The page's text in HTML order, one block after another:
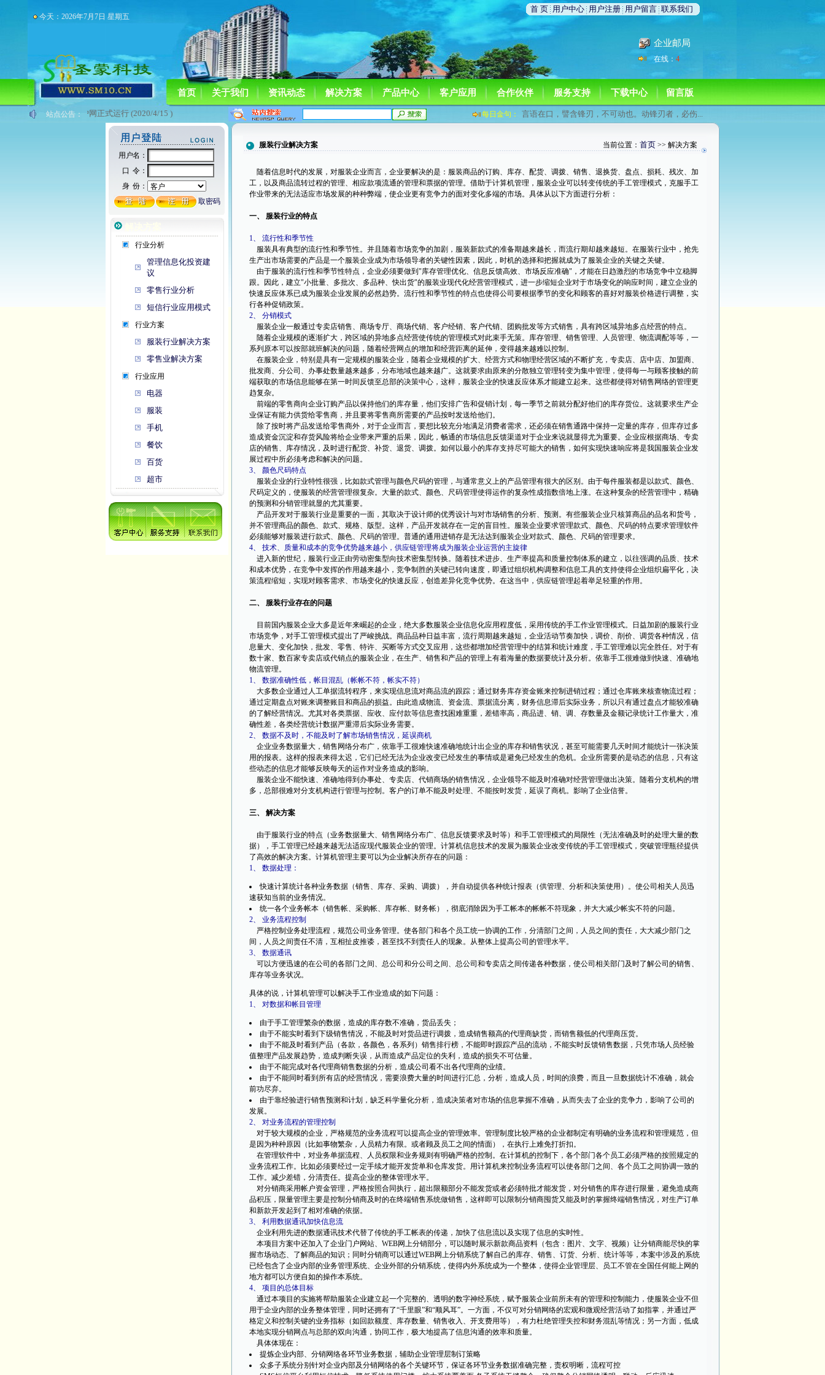
今天：2026年7月7日 星期五
首 页 用户中心 用户注册 用户留言 联系我们
企业邮局
在线： 4
首页 关于我们 资讯动态 解决方案 产品中心 客户应用 合作伙伴 服务支持 下载中心 留言版
站点公告：
圣蒙科技企业门户网正式运行 (2020/4/15 ) 每日金句： 言语在口，譬含锋刃，不可动也。动锋刃者，必伤...
解决方案
行业分析
管理信息化投资建
议
零售行业分析
短信行业应用模式
行业方案
服装行业解决方案
零售业解决方案
行业应用
电器
服装
手机
餐饮
百货
超市
服装行业解决方案 当前位置： 首页 >> 解决方案
随着信息时代的发展，对服装企业而言，企业要解决的是：服装商品的订购、库存、配货、调拨、销售、退换货、盘点、损耗、残次、加
工，以及商品流转过程的管理、相应款项流通的管理和票据的管理。借助于计算机管理，服装企业可以转变传统的手工管理模式，克服手工
作业带来的无法适应市场发展的种种弊端，使企业更有竞争力的面对变化多端的市场。具体从以下方面进行分析：
一、 服装行业的特点
1、 流行性和季节性
服装具有典型的流行性和季节性。并且随着市场竞争的加剧，服装新款式的准备期越来越长，而流行期却越来越短。在服装行业中，抢先
生产出市场需要的产品是一个服装企业成为市场领导者的关键性因素，因此，时机的选择和把握就成为了服装企业的关键之关键。
由于服装的流行性和季节性特点，企业必须要做到"库存管理优化、信息反馈高效、市场反应准确"，才能在日趋激烈的市场竞争中立稳脚
跟。因此，建立"小批量、多批次、多品种、快出货"的服装业现代化经营管理模式，进一步缩短企业对于市场变化的响应时间，建立企业的
快速反应体系已成为服装企业发展的必然趋势。流行性和季节性的特点也使得公司要根据季节的变化和顾客的喜好对服装价格进行调整，实
行各种促销政策。
2、 分销模式
服装企业一般通过专卖店销售、商场专厅、商场代销、客户经销、客户代销、团购批发等方式销售，具有跨区域异地多点经营的特点。
随着企业规模的逐渐扩大，跨区域的异地多点经营使传统的管理模式对此束手无策。库存管理、销售管理、人员管理、物流调配等等，一
系列原本可以按部就班解决的问题，随着经营网点的增加和经营距离的延伸，变得越来越难以控制。
在服装企业，特别是具有一定规模的服装企业，随着企业规模的扩大、经营方式和物理经营区域的不断扩充，专卖店、店中店、加盟商、
批发商、分公司、办事处数量越来越多，分布地域也越来越广。这就要求由原来的分散独立管理转变为集中管理，使得每一与顾客接触的前
端获取的市场信息能够在第一时间反馈至总部的决策中心，这样，服装企业的快速反应体系才能建立起来。这些都使得对销售网络的管理更
趋复杂。
前端的零售商向企业订购产品以保持他们的库存量，他们安排广告和促销计划，每一季节之前就分配好他们的库存货位。这就要求生产企
业保证有能力供货给零售商，并且要将零售商所需要的产品按时发送给他们。
除了按时将产品发送给零售商外，对于企业而言，要想比较充分地满足消费者需求，还必须在销售通路中保持一定量的库存，但库存过多
造成资金沉淀和存货风险将给企业带来严重的后果，因此，畅通的市场信息反馈渠道对于企业来说就显得尤为重要。企业应根据商场、专卖
店的销售、库存情况，及时进行配货、补货、退货、调拨。如何以最小的库存支持尽可能大的销售，如何实现快速响应将是我国服装企业发
展过程中所必须考虑和解决的问题。
3、 颜色尺码特点
服装企业的行业特性很强，比如款式管理与颜色尺码的管理，与通常意义上的产品管理有很大的区别。由于每件服装都是以款式、颜色、
尺码定义的，使服装的经营管理很复杂。大量的款式、颜色、尺码管理使得运作的复杂性成指数倍地上涨。在这种复杂的经营管理中，精确
的预测和分销管理就显的尤其重要。
产品开发对于服装行业是重要的一面，其取决于设计师的优秀设计与对市场销售的分析、预测。有些服装企业只核算商品的品名和货号，
并不管理商品的颜色、款式、规格、版型。这样，产品开发就存在一定的盲目性。服装企业要求管理款式、颜色、尺码的特点要求管理软件
必须能够对服装进行款式、颜色、尺码的管理。普通的通用进销存是无法达到服装企业对款式、颜色、尺码的管理要求。
4、 技术、质量和成本的竞争优势越来越小，供应链管理将成为服装企业运营的主旋律
进入新的世纪，服装行业正由劳动密集型向技术密集型转换。随着技术进步、生产率提高和质量控制体系的建立，以往强调的品质、技术
和成本优势，在竞争中发挥的作用越来越小，竞争制胜的关键已转向速度，即通过组织机构调整和信息工具的支持使得企业组织扁平化，决
策流程缩短，实现对顾客需求、市场变化的快速反应，创造差异化竞争优势。在这当中，供应链管理起着举足轻重的作用。
二、 服装行业存在的问题
目前国内服装企业大多是近年来崛起的企业，绝大多数服装企业信息化应用程度低，采用传统的手工作业管理模式。日益加剧的服装行业
市场竞争，对手工管理模式提出了严峻挑战。商品品种日益丰富，流行周期越来越短，企业活动节奏加快，调价、削价、调货各种情况，信
息量大、变化加快，批发、零售、特许、买断等方式交叉应用，这些都增加经营管理中的结算和统计难度，手工管理难以完全胜任。对于有
数十家、数百家专卖店或代销点的服装企业，在生产、销售和产品的管理上有着海量的数据要统计及分析。依靠手工很难做到快速、准确地
物流管理。
1、 数据准确性低，帐目混乱（帐帐不符，帐实不符）
大多数企业通过人工单据流转程序，来实现信息流对商品流的跟踪；通过财务库存资金账来控制进销过程；通过仓库账来核查物流过程；
通过定期盘点对账来调整账目和商品的损益。由此造成物流、资金流、票据流分离，财务信息滞后实际业务，所以只有通过盘点才能较准确
的了解经营情况。尤其对各类票据、应收、应付款等信息查找困难重重，差错率高，商品进、销、调、存数量及金额记录统计工作量大，准
确性差，各类经营统计数据严重滞后实际业务需要。
2、 数据不及时，不能及时了解市场销售情况，延误商机
企业业务数据量大，销售网络分布广，依靠手工很难快速准确地统计出企业的库存和销售状况，甚至可能需要几天时间才能统计一张决策
用的报表。这样的报表来得太迟，它们已经无法为企业改变已经发生的事情或是避免已经发生的危机。企业所需要的是动态的信息，只有这
些动态的信息才能够反映每天的运作对业务造成的影响。
服装企业不能快速、准确地得到办事处、专卖店、代销商场的销售情况，企业领导不能及时准确对经营管理做出决策。随着分支机构的增
多，总部很难对分支机构进行管理与控制。客户的订单不能及时处理、不能按时发货，延误了商机。影响了企业信誉。
三、 解决方案
由于服装行业的特点（业务数据量大、销售网络分布广、信息反馈要求及时等）和手工管理模式的局限性（无法准确及时的处理大量的数
据），手工管理已经越来越无法适应现代服装企业的管理。计算机信息技术的发展为服装企业改变传统的手工管理模式，突破管理瓶径提供
了高效的解决方案。计算机管理主要可以为企业解决所存在的问题：
1、 数据处理：
快速计算统计各种业务数据（销售、库存、采购、调拨），并自动提供各种统计报表（供管理、分析和决策使用）。使公司相关人员迅
速获知当前的业务情况。
统一各个业务帐本（销售帐、采购帐、库存帐、财务帐），彻底消除因为手工帐本的帐帐不符现象，并大大减少帐实不符的问题。
2、 业务流程控制
严格控制业务处理流程，规范公司业务管理。使各部门和各个员工统一协调的工作，分清部门之间，人员之间的责任，大大减少部门之
间，人员之间责任不清，互相扯皮推诿，甚至找不到责任人的现象。从整体上提高公司的管理水平。
3、 数据通讯
可以方便迅速的在公司的各部门之间、总公司和分公司之间、总公司和专卖店之间传递各种数据，使公司相关部门及时了解公司的销售、
库存等业务状况。
具体的说，计算机管理可以解决手工作业造成的如下问题：
1、 对数据和帐目管理
由于手工管理繁杂的数据，造成的库存数不准确，货品丢失；
由于不能实时看到下级销售情况，不能及时对货品进行调拨，造成销售额高的代理商缺货，而销售额低的代理商压货。
由于不能及时看到产品（各款，各颜色，各系列）销售排行榜，不能即时跟踪产品的流动，不能实时反馈销售数据，只凭市场人员经验
值整理产品发展趋势，造成判断失误，从而造成产品定位的失利，造成的损失不可估量。
由于不能完成对各代理商销售数据的分析，造成公司看不出各代理商的业绩。
由于不能同时看到所有店的经营情况，需要浪费大量的时间进行汇总，分析，造成人员，时间的浪费，而且一旦数据统计不准确，就会
前功尽弃。
由于靠经验进行销售预测和计划，缺乏科学量化分析，造成决策者对市场的信息掌握不准确，从而失去了企业的竞争力，影响了公司的
发展。
2、 对业务流程的管理控制
对于较大规模的企业，严格规范的业务流程可以提高企业的管理效率。管理制度比较严格的企业都制定有明确的业务流程和管理规范，但
是因为种种原因（比如事物繁杂，人员精力有限。或者顾及员工之间的情面），在执行上难免打折扣。
在管理软件中，对业务单据流程、人员权限和业务规则有明确严格的控制。在计算机的控制下，各个部门各个员工必须严格的按照规定的
业务流程工作。比如必须要经过一定手续才能开发货单和仓库发货。用计算机来控制业务流程可以使各部门之间、各个员工之间协调一致的
工作。减少差错，分清责任。提高企业的整体管理水平。
对分销商采用帐户资金管理，严格按照合同执行，超出限额部分不能发货或者必须特批才能发货，对分销售的库存进行限量，避免造成商
品积压，限量管理主要是控制分销商及时的在终端销售系统做销售，这样即可以限制分销商囤货又能及时的掌握终端销售情况，对生产订单
和新款开发起到了相对准确的依据。
3、 利用数据通讯加快信息流
企业利用先进的数据通讯技术代替了传统的手工帐表的传递，加快了信息流以及实现了信息的实时性。
本项目方案中还加入了企业门户网站、WEB网上分销部分，可以随时展示新款商品资料（包含：图片、文字、视频）让分销商能尽快的掌
握市场动态、了解商品的知识；同时分销商可以通过WEB网上分销系统了解自己的库存、销售、订货、分析、统计等等，本案中涉及的系统
已经包含了企业内部的业务管理系统、企业外部的分销系统，使得内外系统成为一个整体，使得企业管理层、员工不管在全国任何能上网的
地方都可以方便自如的操作本系统。
4、 项目的总体目标
通过本项目的实施将帮助服装企业建立起一个完整的、透明的数字神经系统，赋予服装企业前所未有的管理和控制能力，使服装企业不但
用于企业内部的业务整体管理，同时还拥有了“千里眼”和“顺风耳”。一方面，不仅可对分销网络的宏观和微观经营活动了如指掌，并通过严
格定义和控制关键的业务指标（如回款额度、库存数量、销售收入、开支费用等），有力杜绝管理失控和财务混乱等情况；另一方面，低成
本地实现分销网点与总部的双向沟通，协同工作，极大地提高了信息沟通的效率和质量。
具体体现在：
提炼企业内部、分销网络各环节业务数据，辅助企业管理层制订策略
众多子系统分别针对企业内部及分销网络的各个关键环节，保证各环节业务数据准确完整，责权明晰，流程可控